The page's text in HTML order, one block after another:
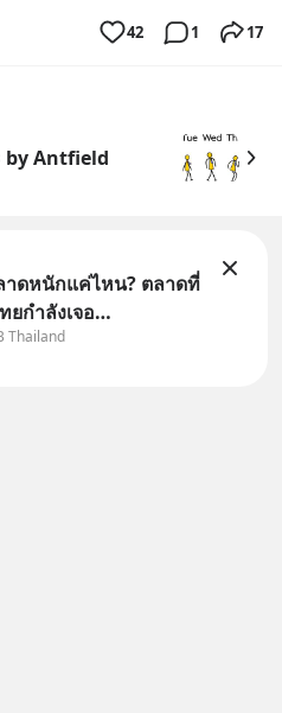
42 1 17
by Antfield
ดหนักแค่ไหน? ตลาดที่
ยกำลังเจอ
หนักกว่าที่คิด และ
Thailand